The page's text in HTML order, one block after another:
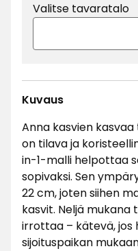
Valitse tavaratalo
Kuvaus
Anna kasvien
on tilava ja
in-1-malli helpottaa
sopivaksi. Sen
22 cm, joten siihen
kasvit. Neljä mukana
irrottaa – kätevä, jos
sijoituspaikan